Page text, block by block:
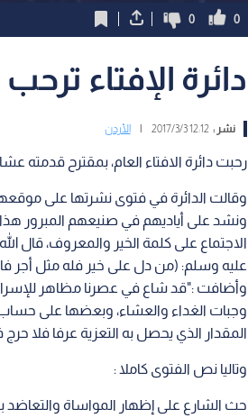
0
0
دائرة الإفتاء
نشر :12:12 2017/3/3 الأردن
رحبت دائرة الافتاء العام، بمقترح قدمته
وقالت الدائرة في فتوى نشرتها على
ونشد على أياديهم في صنيعهم المبرور
عليه وسلم: (من دل على خير فله مثل أجر
وأضافت :"قد شاع في عصرنا مظاهر للإسراف
وجبات الغداء والعشاء، وبعضها على حساب
المقدار الذي يحصل به التعزية عرفا فلا
وتاليا نص الفتوى كاملا :
حث الشارع على إظهار المواساة